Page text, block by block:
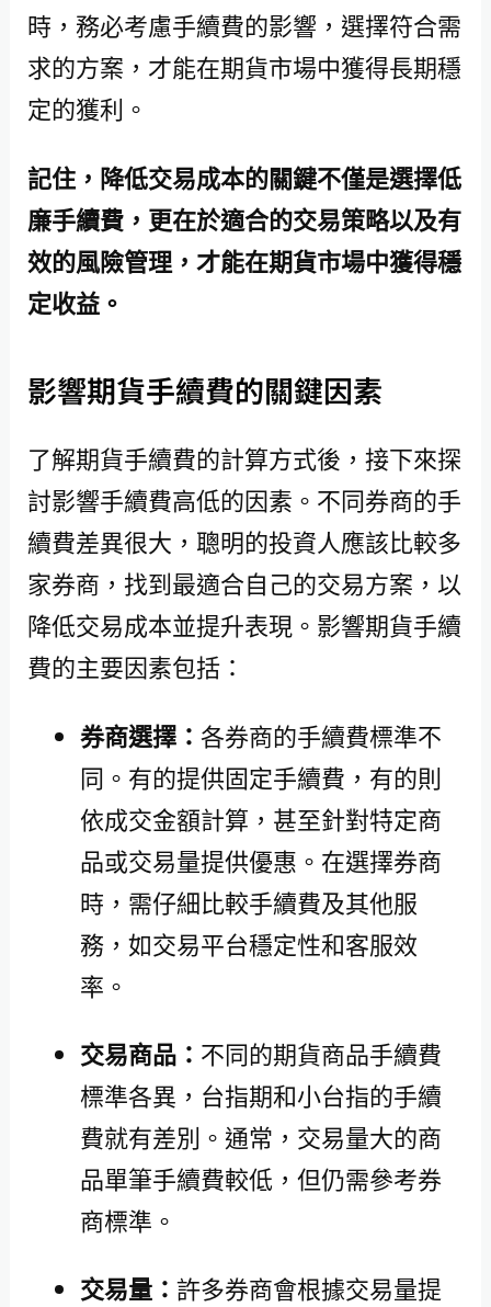
時，務必考慮手續費的影響，選擇符合需
求的方案，才能在期貨市場中獲得長期穩
定的獲利。
記住，降低交易成本的關鍵不僅是選擇低
廉手續費，更在於適合的交易策略以及有
效的風險管理，才能在期貨市場中獲得穩
定收益。
影響期貨手續費的關鍵因素
了解期貨手續費的計算方式後，接下來探
討影響手續費高低的因素。不同券商的手
續費差異很大，聰明的投資人應該比較多
家券商，找到最適合自己的交易方案，以
降低交易成本並提升表現。影響期貨手續
費的主要因素包括：
券商選擇： 各券商的手續費標準不
同。有的提供固定手續費，有的則
依成交金額計算，甚至針對特定商
品或交易量提供優惠。在選擇券商
時，需仔細比較手續費及其他服
務，如交易平台穩定性和客服效
率。
交易商品： 不同的期貨商品手續費
標準各異，台指期和小台指的手續
費就有差別。通常，交易量大的商
品單筆手續費較低，但仍需參考券
商標準。
交易量： 許多券商會根據交易量提